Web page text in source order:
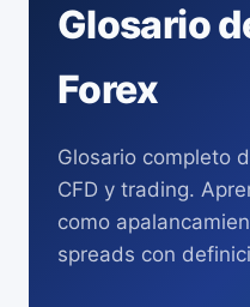
Glosario
Forex
Glosario completo
CFD y trading.
como
spreads con